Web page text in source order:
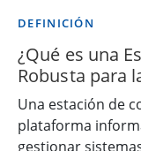
DEFINICIÓN
¿Qué es una
Robusta para
Una estación de
plataforma
gestionar